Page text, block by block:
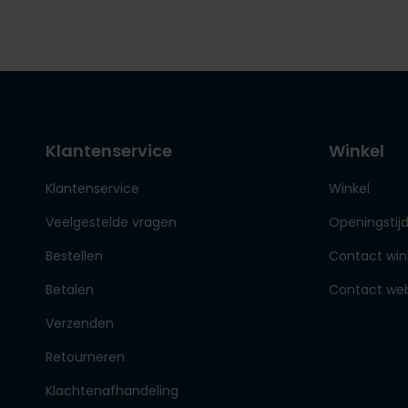
Klantenservice
Klantenservice
Veelgestelde vragen
Bestellen
Betalen
Verzenden
Retourneren
Klachtenafhandeling
Winkel
Winkel
Contact
Contact